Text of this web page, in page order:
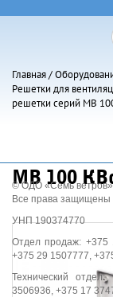
Главная/
Решетки для
решетки серий МВ
МВ 100
© ОДО «Семь
Все права защищены
УНП 190374770
Отдел продаж: +375
+375 29 1507777,
Технический
3506936, +375 17